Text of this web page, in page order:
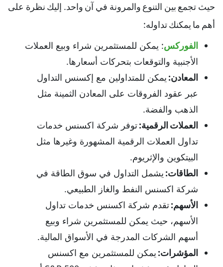
حيث تجمع بين التنوع والمرونة في آن واحد. إليك نظرة على
أهم ما يمكنك تداوله:
الفوركس: يمكن للمستثمرين شراء وبيع العملات
الأجنبية والتوقعات بتحركات أسعارها.
المعادن: يمكن للمتداولين مع إكسنس التداول
عبر عقود الفروقات على المعادن الثمينة مثل
الذهب والفضة.
العملات الرقمية:توفر شركة اكسنس خدمات
تداول العملات الرقمية المشهورة وغيرها مثل
البيتكوين والإثريوم.
الطاقات: يشمل التداول في سوق الطاقة في
شركة اكسنس النفط والغاز الطبيعي.
الأسهم:تقدم شركة اكسنس خدمات تداول
الأسهم، حيث يمكن للمستثمرين شراء وبيع
أسهم الشركات المدرجة في الأسواق المالية.
المؤشرات: يمكن للمستثمرين مع اكسنس